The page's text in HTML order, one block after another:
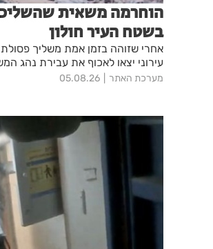
הוחרמה משאית
בשטח העיר חולון
אחרי שזוהה בזמן אמת משליך פסולת,
עירוני יצאו לאכוף את עבירת נהג
מערכת האתר 05.08.26